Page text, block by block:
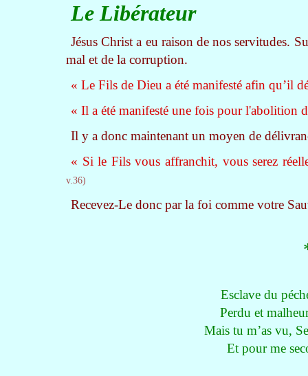
Le Libérateur
Jésus Christ a eu raison de nos servitudes.
mal et de la corruption.
« Le Fils de Dieu a été manifesté afin qu’il
« Il a été manifesté une fois pour l'abolition
Il y a donc maintenant un moyen de
« Si le Fils vous affranchit, vous serez
v.36)
Recevez-Le donc par la foi comme votre
Esclave du
Perdu et
Mais tu m’as vu,
Et pour me